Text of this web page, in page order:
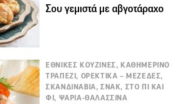
Σου γεμιστά με αβγοτάραχο
ΕΘΝΙΚΕΣ ΚΟΥΖΙΝΕΣ, ΚΑΘΗΜΕΡΙΝΟ
ΤΡΑΠΕΖΙ, ΟΡΕΚΤΙΚΑ – ΜΕΖΕΔΕΣ,
ΣΚΑΝΔΙΝΑΒΙΑ, ΣΝΑΚ, ΣΤΟ ΠΙ ΚΑΙ
ΦΙ, ΨΑΡΙΑ-ΘΑΛΑΣΣΙΝΑ